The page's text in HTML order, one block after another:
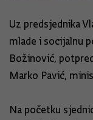
Uz predsjednika
mlade i socijalnu
Božinović,
Marko Pavić,
Na početku